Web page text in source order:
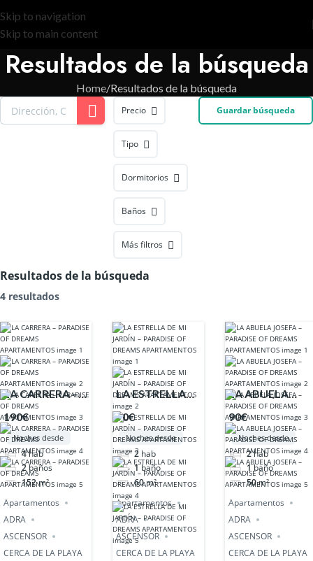
Skip to navigation
Skip to main content
Resultados de la búsqueda
Home Resultados de la búsqueda
Guardar búsqueda
Precio
Tipo
Dormitorios
Baños
Más filtros
Resultados de la búsqueda
4 resultados
LA CARRERA –
PARADISE OF
DREAMS
APARTAMENTOS
190€
Noches desde
4hab
2baños
152m²
Apartamentos
ADRA
ASCENSOR
CERCA DE LA PLAYA
LA ESTRELLA
DE MI JARDÍN –
PARADISE OF
DREAMS
APARTAMENTOS
90€
Noches desde
2 hab
1 baño
60 m²
Apartamentos
ADRA
ASCENSOR
CERCA DE LA PLAYA
LA ABUELA
JOSEFA –
PARADISE OF
DREAMS
90€
Noches desde
2hab
1baño
50m²
Apartamentos
ADRA
ASCENSOR
CERCA DE LA PLAYA